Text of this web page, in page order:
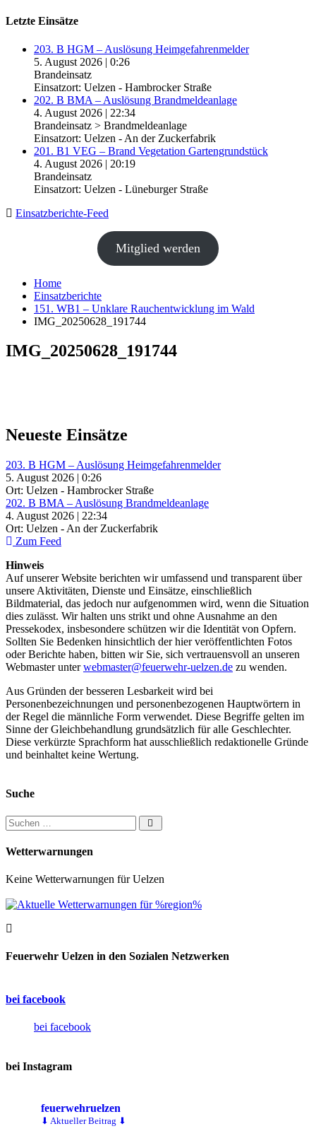
Letzte Einsätze
203. B HGM – Auslösung Heimgefahrenmelder
5. August 2026 | 0:26
Brandeinsatz
Einsatzort: Uelzen - Hambrocker Straße
202. B BMA – Auslösung Brandmeldeanlage
4. August 2026 | 22:34
Brandeinsatz > Brandmeldeanlage
Einsatzort: Uelzen - An der Zuckerfabrik
201. B1 VEG – Brand Vegetation Gartengrundstück
4. August 2026 | 20:19
Brandeinsatz
Einsatzort: Uelzen - Lüneburger Straße
Einsatzberichte-Feed
Mitglied werden
Home
Einsatzberichte
151. WB1 – Unklare Rauchentwicklung im Wald
IMG_20250628_191744
IMG_20250628_191744
Neueste Einsätze
203. B HGM – Auslösung Heimgefahrenmelder
5. August 2026 | 0:26
Ort: Uelzen - Hambrocker Straße
202. B BMA – Auslösung Brandmeldeanlage
4. August 2026 | 22:34
Ort: Uelzen - An der Zuckerfabrik
Zum Feed
Hinweis
Auf unserer Website berichten wir umfassend und transparent über
unsere Aktivitäten, Dienste und Einsätze, einschließlich
Bildmaterial, das jedoch nur aufgenommen wird, wenn die Situation
dies zulässt. Wir halten uns strikt und ohne Ausnahme an den
Pressekodex, insbesondere schützen wir die Identität von Opfern.
Sollten Sie Bedenken hinsichtlich der hier veröffentlichten Fotos
oder Berichte haben, bitten wir Sie, sich vertrauensvoll an unseren
Webmaster unterwebmaster@feuerwehr-uelzen.de zu wenden.
Aus Gründen der besseren Lesbarkeit wird bei
Personenbezeichnungen und personenbezogenen Hauptwörtern in
der Regel die männliche Form verwendet. Diese Begriffe gelten im
Sinne der Gleichbehandlung grundsätzlich für alle Geschlechter.
Diese verkürzte Sprachform hat ausschließlich redaktionelle Gründe
und beinhaltet keine Wertung.
Suche
Suchen nach:
Wetterwarnungen
Keine Wetterwarnungen für Uelzen
Feuerwehr Uelzen in den Sozialen Netzwerken
bei facebook
bei facebook
bei Instagram
feuerwehruelzen
⬇ Aktueller Beitrag ⬇